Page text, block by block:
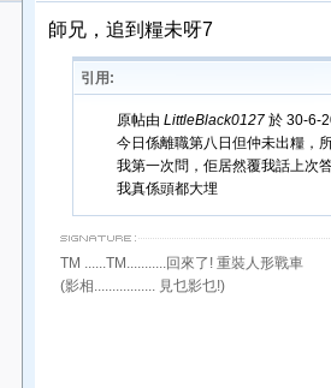
師兄，追到糧未呀7
引用:
原帖由 LittleBlack0127於 30-6-
今日係離職第八日但仲未出糧，
我第一次問，佢居然覆我話上次
我真係頭都大埋
TM ......TM...........回來了! 重裝人形戰車
(影相................. 見乜影乜!)